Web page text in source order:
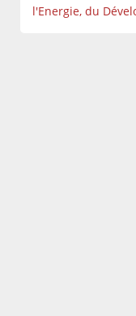
l'Energie, du